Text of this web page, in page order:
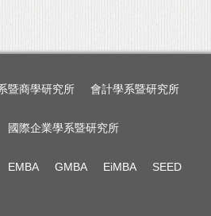
暨商學研究所 會計學系暨研究所
國際企業學系暨研究所
EMBA GMBA EiMBA SEED